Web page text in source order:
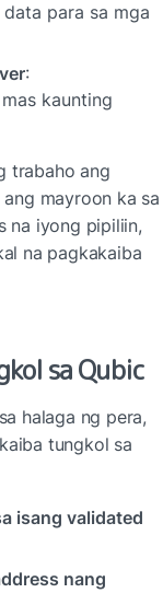
para sa mga
:
kaunting
trabaho ang
mayroon ka sa
na iyong pipiliin,
na pagkakaiba
sa Qubic
halaga ng pera,
tungkol sa
isang validated
nang